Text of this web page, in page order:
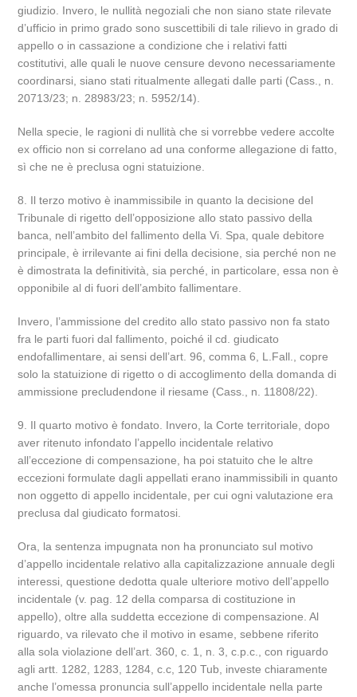
giudizio. Invero, le nullità negoziali che non siano state rilevate
d’ufficio in primo grado sono suscettibili di tale rilievo in grado di
appello o in cassazione a condizione che i relativi fatti
costitutivi, alle quali le nuove censure devono necessariamente
coordinarsi, siano stati ritualmente allegati dalle parti (Cass., n.
20713/23; n. 28983/23; n. 5952/14).
Nella specie, le ragioni di nullità che si vorrebbe vedere accolte
ex officio non si correlano ad una conforme allegazione di fatto,
sì che ne è preclusa ogni statuizione.
8. Il terzo motivo è inammissibile in quanto la decisione del
Tribunale di rigetto dell’opposizione allo stato passivo della
banca, nell’ambito del fallimento della Vi. Spa, quale debitore
principale, è irrilevante ai fini della decisione, sia perché non ne
è dimostrata la definitività, sia perché, in particolare, essa non è
opponibile al di fuori dell’ambito fallimentare.
Invero, l’ammissione del credito allo stato passivo non fa stato
fra le parti fuori dal fallimento, poiché il cd. giudicato
endofallimentare, ai sensi dell’art. 96, comma 6, L.Fall., copre
solo la statuizione di rigetto o di accoglimento della domanda di
ammissione precludendone il riesame (Cass., n. 11808/22).
9. Il quarto motivo è fondato. Invero, la Corte territoriale, dopo
aver ritenuto infondato l’appello incidentale relativo
all’eccezione di compensazione, ha poi statuito che le altre
eccezioni formulate dagli appellati erano inammissibili in quanto
non oggetto di appello incidentale, per cui ogni valutazione era
preclusa dal giudicato formatosi.
Ora, la sentenza impugnata non ha pronunciato sul motivo
d’appello incidentale relativo alla capitalizzazione annuale degli
interessi, questione dedotta quale ulteriore motivo dell’appello
incidentale (v. pag. 12 della comparsa di costituzione in
appello), oltre alla suddetta eccezione di compensazione. Al
riguardo, va rilevato che il motivo in esame, sebbene riferito
alla sola violazione dell’art. 360, c. 1, n. 3, c.p.c., con riguardo
agli artt. 1282, 1283, 1284, c.c, 120 Tub, investe chiaramente
anche l’omessa pronuncia sull’appello incidentale nella parte